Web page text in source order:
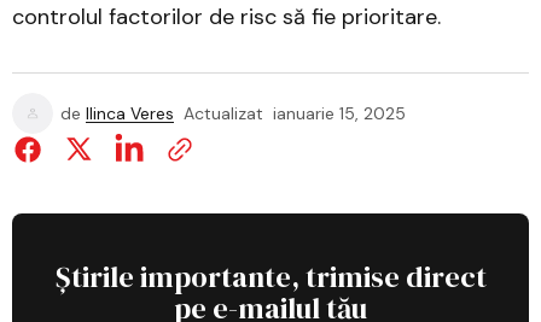
controlul factorilor de risc să fie prioritare.
de Ilinca Veres Actualizat ianuarie 15, 2025
Știrile importante, trimise direct
pe e-mailul tău